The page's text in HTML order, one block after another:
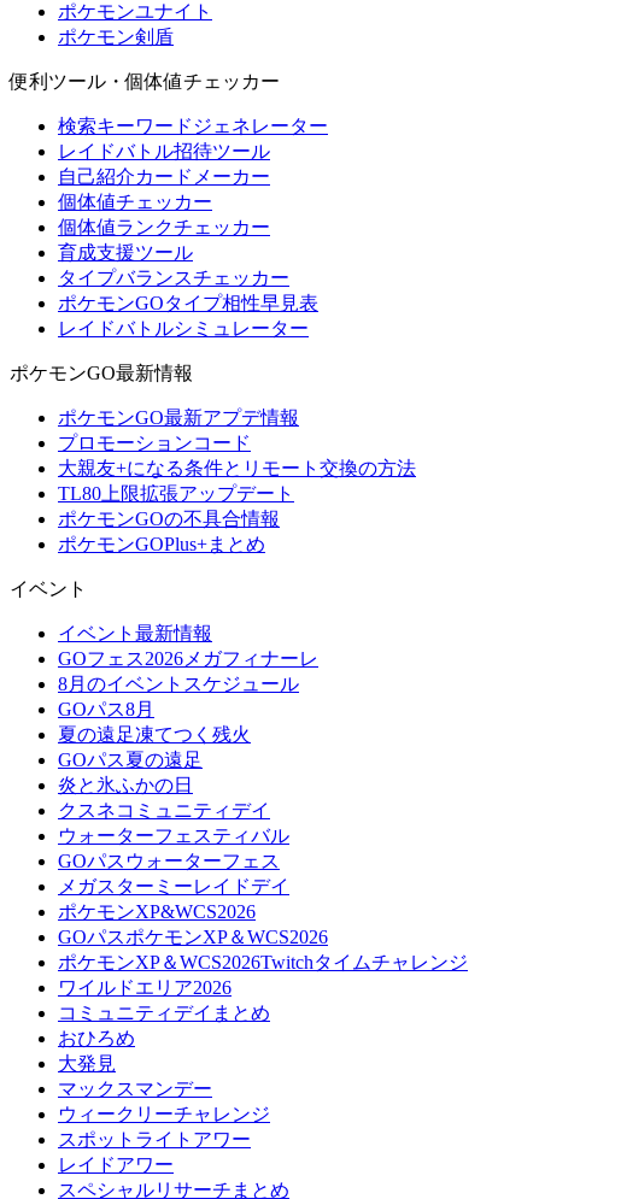
ポケモンユナイト
ポケモン剣盾
便利ツール・個体値チェッカー
検索キーワードジェネレーター
レイドバトル招待ツール
自己紹介カードメーカー
個体値チェッカー
個体値ランクチェッカー
育成支援ツール
タイプバランスチェッカー
ポケモンGOタイプ相性早見表
レイドバトルシミュレーター
ポケモンGO最新情報
ポケモンGO最新アプデ情報
プロモーションコード
大親友+になる条件とリモート交換の方法
TL80上限拡張アップデート
ポケモンGOの不具合情報
ポケモンGOPlus+まとめ
イベント
イベント最新情報
GOフェス2026メガフィナーレ
8月のイベントスケジュール
GOパス8月
夏の遠足凍てつく残火
GOパス夏の遠足
炎と氷ふかの日
クスネコミュニティデイ
ウォーターフェスティバル
GOパスウォーターフェス
メガスターミーレイドデイ
ポケモンXP&WCS2026
GOパスポケモンXP＆WCS2026
ポケモンXP＆WCS2026Twitchタイムチャレンジ
ワイルドエリア2026
コミュニティデイまとめ
おひろめ
大発見
マックスマンデー
ウィークリーチャレンジ
スポットライトアワー
レイドアワー
スペシャルリサーチまとめ